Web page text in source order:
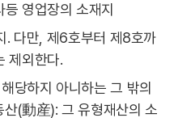
영업장의 소재지
. 다만, 제6호부터 제8호까
제외한다.
당하지 아니하는 그 밖의
(動産): 그 유형재산의 소